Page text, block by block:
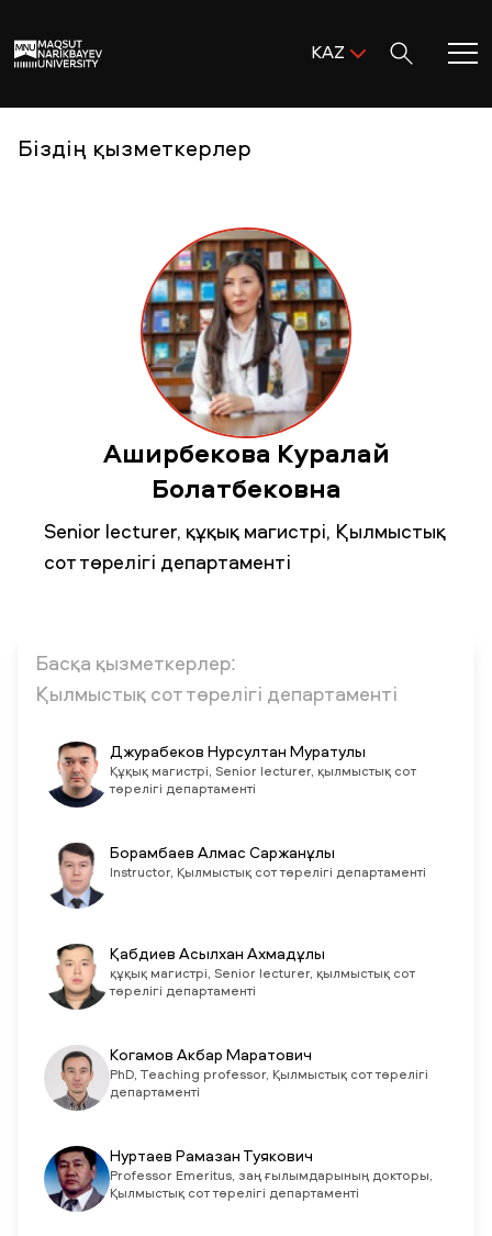
KAZ
Басты бет
Академиялық өмір
Зерттеу және ғылым
Оқуға қабылдау және қолдау
MNU тынысы
ЖАҢАЛЫҚТАР БАҚ БІЗ ТУРАЛЫЖҰМЫС ОРЫНДАРЫ
Біздің қызметкерлер
Аширбекова Куралай
Болатбековна
Senior lecturer, құқық магистрі, Қылмыстық
сот төрелігі департаменті
Басқа қызметкерлер:
Қылмыстық сот төрелігі департаменті
Джурабеков Нурсултан Муратулы
Құқық магистрі, Senior lecturer, қылмыстық сот
төрелігі департаменті
Борамбаев Алмас Саржанұлы
Instructor, Қылмыстық сот төрелігі департаменті
Қабдиев Асылхан Ахмадұлы
құқық магистрі, Senior lecturer, қылмыстық сот
төрелігі департаменті
Когамов Акбар Маратович
PhD, Teaching professor, Қылмыстық сот төрелігі
департаменті
Нуртаев Рамазан Туякович
Professor Emeritus, заң ғылымдарының докторы,
Қылмыстық сот төрелігі департаменті